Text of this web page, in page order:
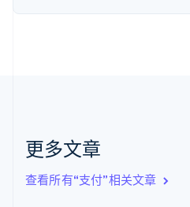
更多文章
查看所有“支付”相关文章
English
English